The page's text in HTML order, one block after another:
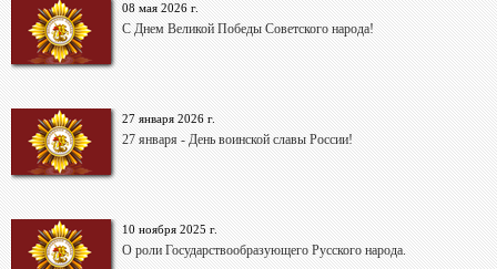
08 мая 2026 г.
С Днем Великой Победы Советского народа!
27 января 2026 г.
27 января - День воинской славы России!
10 ноября 2025 г.
О роли Государствообразующего Русского народа.